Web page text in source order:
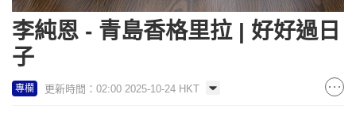
李純恩 - 青島香格里拉 | 好好過日
子
專欄 更新時間：02:00 2025-10-24 HKT